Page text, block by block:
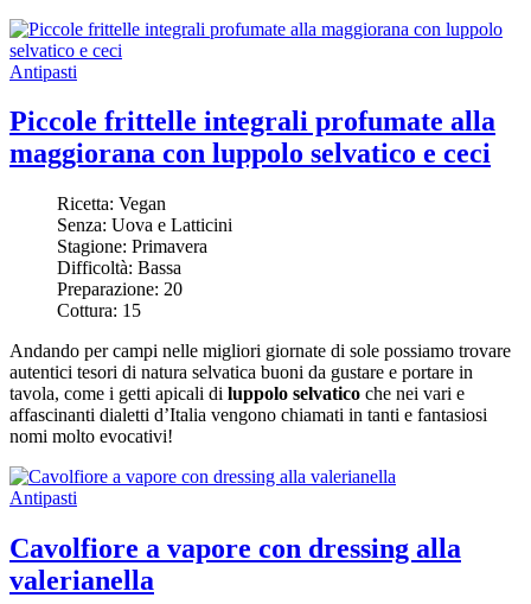
Antipasti
Piccole frittelle integrali profumate alla
maggiorana con luppolo selvatico e ceci
Ricetta: Vegan
Senza: Uova e Latticini
Stagione: Primavera
Difficoltà: Bassa
Preparazione: 20
Cottura: 15
Andando per campi nelle migliori giornate di sole possiamo trovare
autentici tesori di natura selvatica buoni da gustare e portare in
tavola, come i getti apicali di luppolo selvatico che nei vari e
affascinanti dialetti d’Italia vengono chiamati in tanti e fantasiosi
nomi molto evocativi!
Antipasti
Cavolfiore a vapore con dressing alla
valerianella